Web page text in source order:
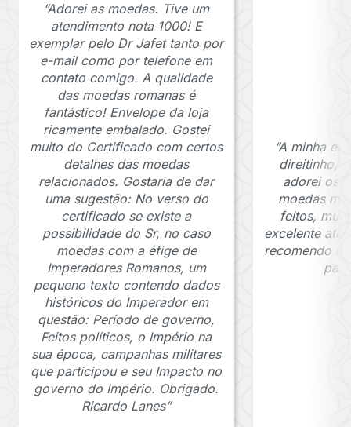
“Adorei as moedas. Tive um
atendimento nota 1000! E
exemplar pelo Dr Jafet tanto por
e-mail como por telefone em
contato comigo. A qualidade
das moedas romanas é
fantástico! Envelope da loja
ricamente embalado. Gostei
muito do Certificado com certos
detalhes das moedas
relacionados. Gostaria de dar
uma sugestão: No verso do
certificado se existe a
possibilidade do Sr, no caso
moedas com a éfige de
Imperadores Romanos, um
pequeno texto contendo dados
históricos do Imperador em
questão: Período de governo,
Feitos políticos, o Império na
sua época, campanhas militares
que participou e seu Impacto no
governo do Império. Obrigado.
Ricardo Lanes”
“A minha
direitinho,
adorei os
moedas
feitos,
excelente
recomendo o